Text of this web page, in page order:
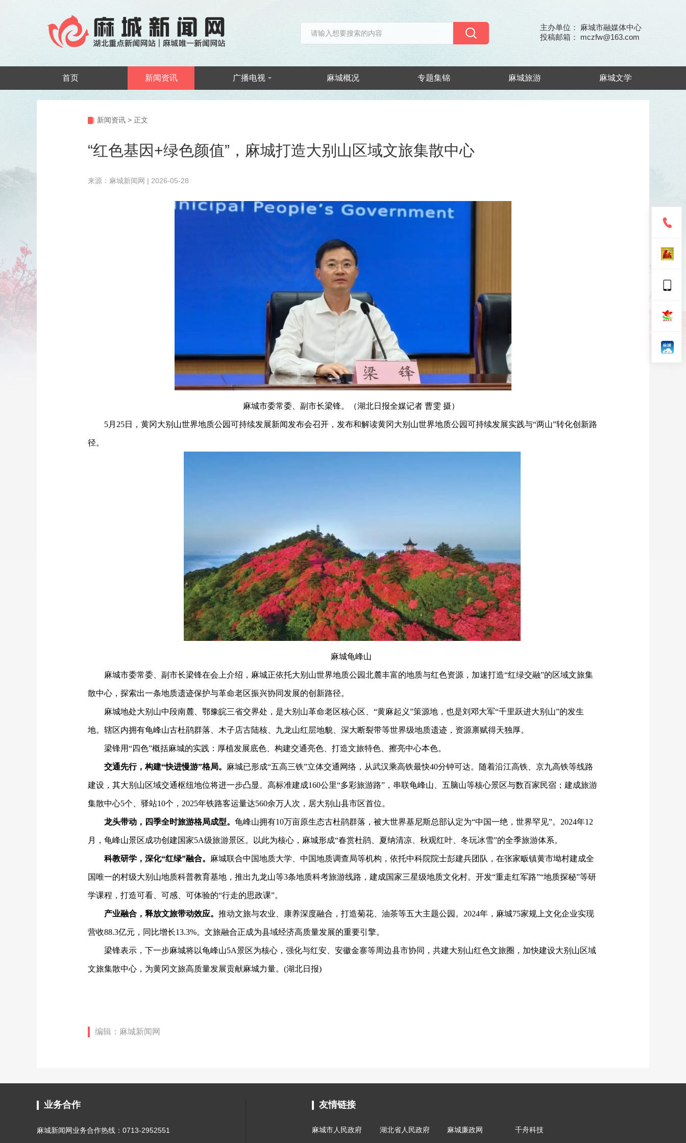
主办单位： 麻城市融媒体中心
投稿邮箱： mczfw@163.com
首页 新闻资讯 广播电视 麻城概况 专题集锦 麻城旅游 麻城文学
新闻资讯 > 正文
“红色基因+绿色颜值”，麻城打造大别山区域文旅集散中心
来源：麻城新闻网 | 2026-05-28
麻城市委常委、副市长梁锋。（湖北日报全媒记者 曹雯 摄）
5月25日，黄冈大别山世界地质公园可持续发展新闻发布会召开，发布和解读黄冈大别山世界地质公园可持续发展实践与“两山”转化创新路
径。
麻城龟峰山
麻城市委常委、副市长梁锋在会上介绍，麻城正依托大别山世界地质公园北麓丰富的地质与红色资源，加速打造“红绿交融”的区域文旅集
散中心，探索出一条地质遗迹保护与革命老区振兴协同发展的创新路径。
麻城地处大别山中段南麓、鄂豫皖三省交界处，是大别山革命老区核心区、 “黄麻起义”策源地，也是刘邓大军“千里跃进大别山”的发生
地。辖区内拥有龟峰山古杜鹃群落、木子店古陆核、九龙山红层地貌、深大断裂带等世界级地质遗迹，资源禀赋得天独厚。
梁锋用“四色”概括麻城的实践：厚植发展底色、构建交通亮色、打造文旅特色、擦亮中心本色。
交通先行，构建“快进慢游”格局。 麻城已形成“五高三铁”立体交通网络，从武汉乘高铁最快40分钟可达。随着沿江高铁、京九高铁等线路
建设，其大别山区域交通枢纽地位将进一步凸显。高标准建成160公里“多彩旅游路”，串联龟峰山、五脑山等核心景区与数百家民宿；建成旅游
集散中心5个、驿站10个，2025年铁路客运量达560余万人次，居大别山县市区首位。
龙头带动，四季全时旅游格局成型。 龟峰山拥有10万亩原生态古杜鹃群落，被大世界基尼斯总部认定为“中国一绝，世界罕见”。2024年12
月，龟峰山景区成功创建国家5A级旅游景区。以此为核心，麻城形成“春赏杜鹃、夏纳清凉、秋观红叶、冬玩冰雪”的全季旅游体系。
科教研学，深化“红绿”融合。 麻城联合中国地质大学、中国地质调查局等机构，依托中科院院士彭建兵团队，在张家畈镇黄市坳村建成全
国唯一的村级大别山地质科普教育基地，推出九龙山等3条地质科考旅游线路，建成国家三星级地质文化村。开发“重走红军路”“地质探秘”等研
学课程，打造可看、可感、可体验的“行走的思政课”。
产业融合，释放文旅带动效应。 推动文旅与农业、康养深度融合，打造菊花、油茶等五大主题公园。 2024年，麻城75家规上文化企业实现
营收88.3亿元，同比增长13.3%。文旅融合正成为县域经济高质量发展的重要引擎。
梁锋表示，下一步麻城将以龟峰山5A景区为核心，强化与红安、安徽金寨等周边县市协同，共建大别山红色文旅圈，加快建设大别山区域
文旅集散中心，为黄冈文旅高质量发展贡献麻城力量。(湖北日报)
编辑：麻城新闻网
业务合作
麻城新闻网业务合作热线：0713-2952551
友情链接
麻城市人民政府 湖北省人民政府 麻城廉政网 千舟科技